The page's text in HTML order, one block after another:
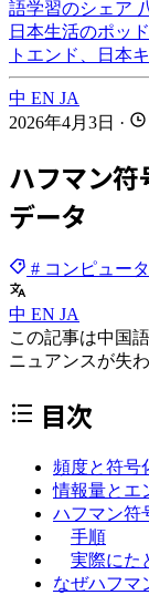
語学習のシェア
日本生活のポッ
トエンド、日本
中 EN JA
2026年4月3日 ·
ハフマン
データ
# コンピュー
中 EN JA
この記事は中国
ニュアンスが失
目次
頻度と符号
情報量とエ
ハフマン符
手順
実際にた
なぜハフマ